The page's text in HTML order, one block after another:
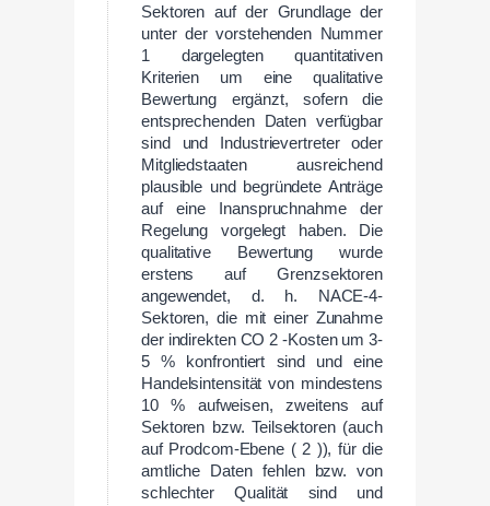
Sektoren auf der Grundlage der
unter der vorstehenden Nummer
1 dargelegten quantitativen
Kriterien um eine qualitative
Bewertung ergänzt, sofern die
entsprechenden Daten verfügbar
sind und Industrievertreter oder
Mitgliedstaaten ausreichend
plausible und begründete Anträge
auf eine Inanspruchnahme der
Regelung vorgelegt haben. Die
qualitative Bewertung wurde
erstens auf Grenzsektoren
angewendet, d. h. NACE-4-
Sektoren, die mit einer Zunahme
der indirekten CO 2 -Kosten um 3-
5 % konfrontiert sind und eine
Handelsintensität von mindestens
10 % aufweisen, zweitens auf
Sektoren bzw. Teilsektoren (auch
auf Prodcom-Ebene ( 2 )), für die
amtliche Daten fehlen bzw. von
schlechter Qualität sind und